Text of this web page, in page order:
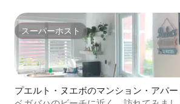
スーパーホスト
スーパーホスト
プエルト・ヌエボのマンション・アパー